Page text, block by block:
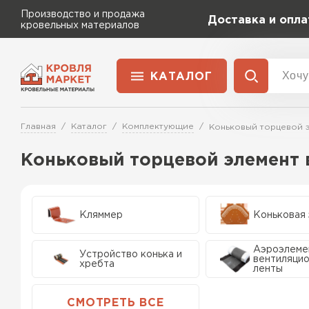
Производство и продажа
кровельных материалов
Доставка и
КАТАЛОГ
Раздел
Профлист
Главная Каталог Комплектующие Коньковый торцевой
Коньковый торцевой элемент
Кляммер Коньковая
Устройство конька и
хребта
ленты
Сервисы расчета
Расчет штакетника для забора
Расчет софитов для кровли
Расчет кровли из металлочерепицы